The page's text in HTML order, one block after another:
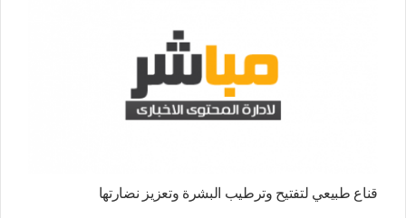
قناع طبيعي لتفتيح وترطيب البشرة وتعزيز نضارتها